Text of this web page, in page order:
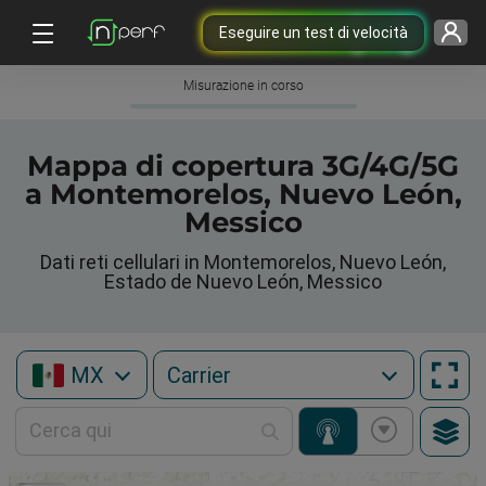
Eseguire un test di velocità
Misurazione in corso
Mappa di copertura 3G/4G/5G
a Montemorelos, Nuevo León,
Messico
Dati reti cellulari in Montemorelos, Nuevo León,
Estado de Nuevo León, Messico
MX